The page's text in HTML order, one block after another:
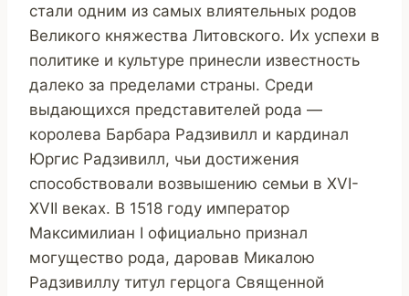
стали одним из самых влиятельных родов
Великого княжества Литовского. Их успехи в
политике и культуре принесли известность
далеко за пределами страны. Среди
выдающихся представителей рода —
королева Барбара Радзивилл и кардинал
Юргис Радзивилл, чьи достижения
способствовали возвышению семьи в XVI-
XVII веках. В 1518 году император
Максимилиан I официально признал
могущество рода, даровав Микалою
Радзивиллу титул герцога Священной